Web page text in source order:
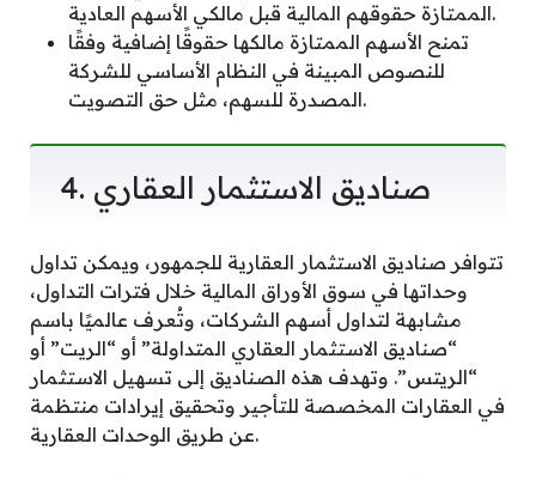
الممتازة حقوقهم المالية قبل مالكي الأسهم العادية.
تمنح الأسهم الممتازة مالكها حقوقًا إضافية وفقًا
للنصوص المبينة في النظام الأساسي للشركة
المصدرة للسهم، مثل حق التصويت.
4. صناديق الاستثمار العقاري
تتوافر صناديق الاستثمار العقارية للجمهور، ويمكن تداول
وحداتها في سوق الأوراق المالية خلال فترات التداول،
مشابهة لتداول أسهم الشركات، وتُعرف عالميًا باسم
“صناديق الاستثمار العقاري المتداولة” أو “الريت” أو
“الريتس”. وتهدف هذه الصناديق إلى تسهيل الاستثمار
في العقارات المخصصة للتأجير وتحقيق إيرادات منتظمة
عن طريق الوحدات العقارية.